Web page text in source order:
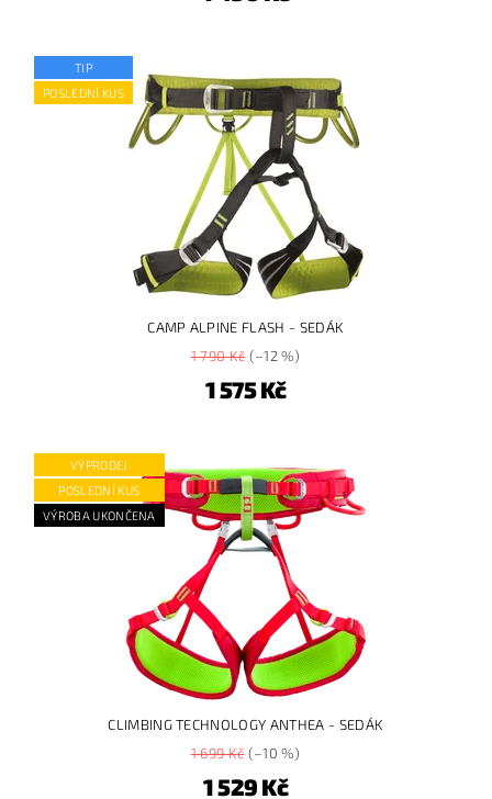
TIP
POSLEDNÍ KUS
CAMP ALPINE FLASH - SEDÁK
1 790 Kč(–12 %)
1 575 Kč
VÝPRODEJ
POSLEDNÍ KUS
VÝROBA UKONČENA
CLIMBING TECHNOLOGY ANTHEA - SEDÁK
1 699 Kč(–10 %)
1 529 Kč